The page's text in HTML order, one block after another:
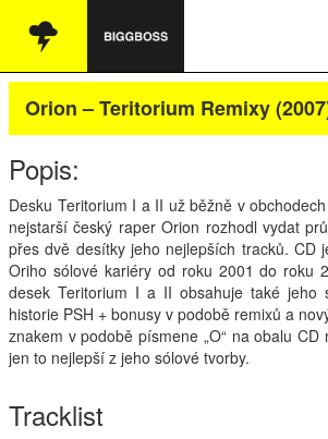
Vše
Audio
Oblečení
Knihy
Ostatní
Obchodní podmínky
Orion – Teritorium Remixy
Popis:
Desku Teritorium I a II už běžně v
nejstarší český raper Orion rozhodl vydat
přes dvě desítky jeho nejlepších tracků. CD
Oriho sólové kariéry od roku 2001 do roku
desek Teritorium I a II obsahuje také jeho
historie PSH + bonusy v podobě remixů a
znakem v podobě písmene „O“ na obalu CD
jen to nejlepší z jeho sólové tvorby.
Tracklist